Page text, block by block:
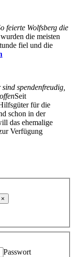
feierte Wolfsberg die
die meisten
fiel und die
spendenfreudig,
Seit
für die
schon in der
das ehemalige
Verfügung
Passwort